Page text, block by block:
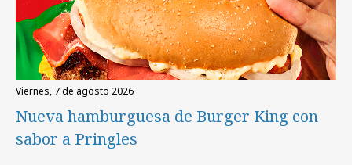
viernes, 7 de agosto 2026
Nueva hamburguesa de Burger King con
sabor a Pringles